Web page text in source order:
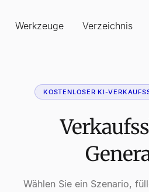
Werkzeuge Verzeichnis
KOSTENLOSER KI-
Wählen Sie ein Szenario,